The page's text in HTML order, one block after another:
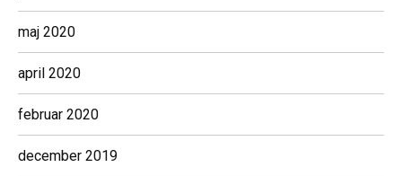
maj 2020
april 2020
februar 2020
december 2019